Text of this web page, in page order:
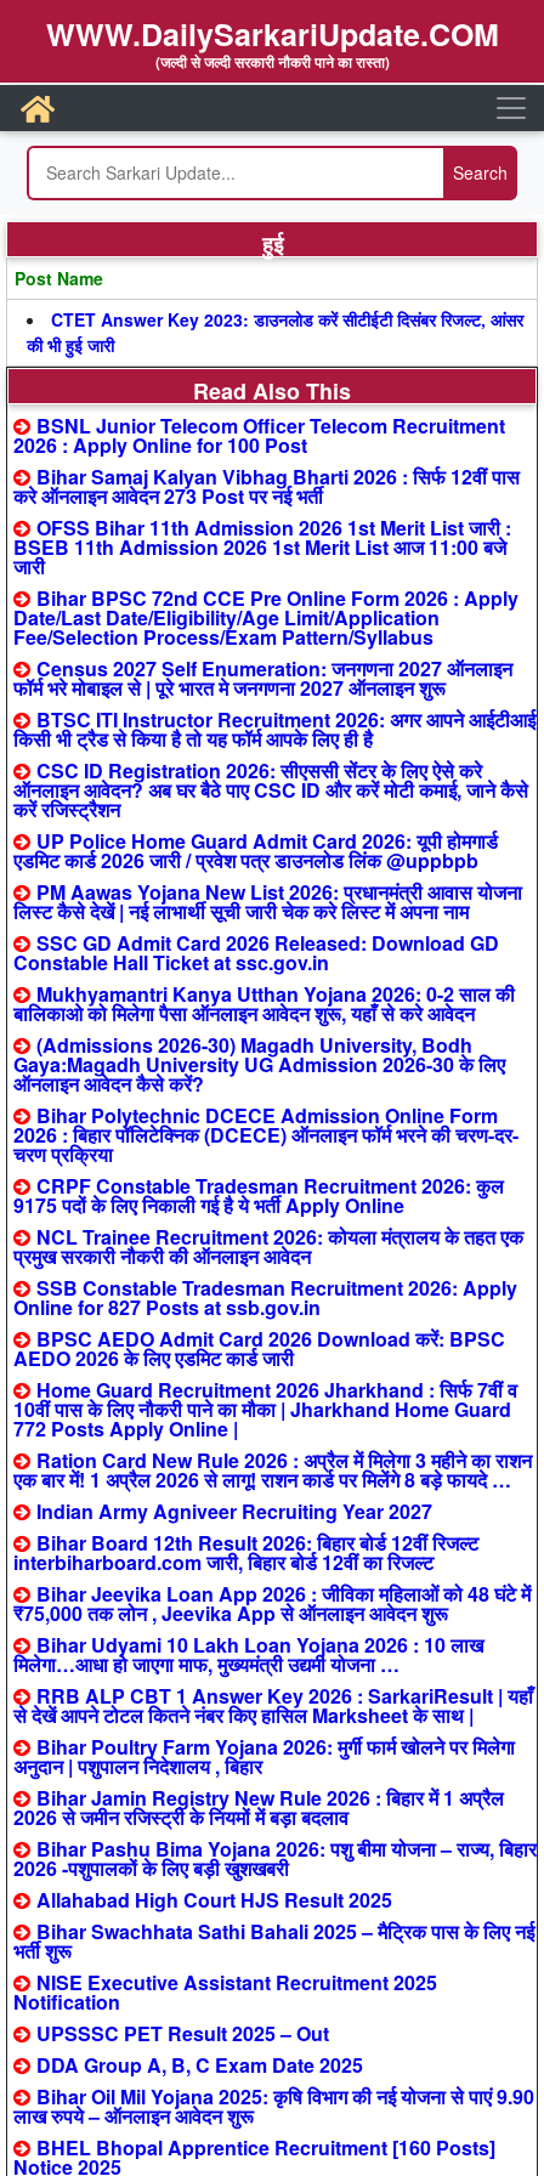
WWW.DailySarkariUpdate.COM
(जल्दी से जल्दी सरकारी नौकरी पाने का रास्ता)
हुई
Post Name
CTET Answer Key 2023: डाउनलोड करें सीटीईटी दिसंबर रिजल्ट, आंसर
की भी हुई जारी
Read Also This
BSNL Junior Telecom Officer Telecom Recruitment
2026 : Apply Online for 100 Post
Bihar Samaj Kalyan Vibhag Bharti 2026 : सिर्फ 12वीं पास
करे ऑनलाइन आवेदन 273 Post पर नई भर्ती
OFSS Bihar 11th Admission 2026 1st Merit List जारी :
BSEB 11th Admission 2026 1st Merit List आज 11:00 बजे
जारी
Bihar BPSC 72nd CCE Pre Online Form 2026 : Apply
Date/Last Date/Eligibility/Age Limit/Application
Fee/Selection Process/Exam Pattern/Syllabus
Census 2027 Self Enumeration: जनगणना 2027 ऑनलाइन
फॉर्म भरे मोबाइल से | पूरे भारत मे जनगणना 2027 ऑनलाइन शुरू
BTSC ITI Instructor Recruitment 2026: अगर आपने आईटीआई
किसी भी ट्रैड से किया है तो यह फॉर्म आपके लिए ही है
CSC ID Registration 2026: सीएससी सेंटर के लिए ऐसे करे
ऑनलाइन आवेदन? अब घर बैठे पाए CSC ID और करें मोटी कमाई, जाने कैसे
करें रजिस्ट्रैशन
UP Police Home Guard Admit Card 2026: यूपी होमगार्ड
एडमिट कार्ड 2026 जारी / प्रवेश पत्र डाउनलोड लिंक @uppbpb
PM Aawas Yojana New List 2026: प्रधानमंत्री आवास योजना
लिस्ट कैसे देखें | नई लाभार्थी सूची जारी चेक करे लिस्ट में अपना नाम
SSC GD Admit Card 2026 Released: Download GD
Constable Hall Ticket at ssc.gov.in
Mukhyamantri Kanya Utthan Yojana 2026: 0-2 साल की
बालिकाओ को मिलेगा पैसा ऑनलाइन आवेदन शुरू, यहाँ से करे आवेदन
(Admissions 2026-30) Magadh University, Bodh
Gaya:Magadh University UG Admission 2026-30 के लिए
ऑनलाइन आवेदन कैसे करें?
Bihar Polytechnic DCECE Admission Online Form
2026 : बिहार पॉलिटेक्निक (DCECE) ऑनलाइन फॉर्म भरने की चरण-दर-
चरण प्रक्रिया
CRPF Constable Tradesman Recruitment 2026: कुल
9175 पदों के लिए निकाली गई है ये भर्ती Apply Online
NCL Trainee Recruitment 2026: कोयला मंत्रालय के तहत एक
प्रमुख सरकारी नौकरी की ऑनलाइन आवेदन
SSB Constable Tradesman Recruitment 2026: Apply
Online for 827 Posts at ssb.gov.in
BPSC AEDO Admit Card 2026 Download करें: BPSC
AEDO 2026 के लिए एडमिट कार्ड जारी
Home Guard Recruitment 2026 Jharkhand : सिर्फ 7वीं व
10वीं पास के लिए नौकरी पाने का मौका | Jharkhand Home Guard
772 Posts Apply Online |
Ration Card New Rule 2026 : अप्रैल में मिलेगा 3 महीने का राशन
एक बार में! 1 अप्रैल 2026 से लागू! राशन कार्ड पर मिलेंगे 8 बड़े फायदे …
Indian Army Agniveer Recruiting Year 2027
Bihar Board 12th Result 2026: बिहार बोर्ड 12वीं रिजल्ट
interbiharboard.com जारी, बिहार बोर्ड 12वीं का रिजल्ट
Bihar Jeevika Loan App 2026 : जीविका महिलाओं को 48 घंटे में
₹75,000 तक लोन , Jeevika App से ऑनलाइन आवेदन शुरू
Bihar Udyami 10 Lakh Loan Yojana 2026 : 10 लाख
मिलेगा…आधा हो जाएगा माफ, मुख्यमंत्री उद्यमी योजना …
RRB ALP CBT 1 Answer Key 2026 : SarkariResult | यहाँ
से देखें आपने टोटल कितने नंबर किए हासिल Marksheet के साथ |
Bihar Poultry Farm Yojana 2026: मुर्गी फार्म खोलने पर मिलेगा
अनुदान | पशुपालन निदेशालय , बिहार
Bihar Jamin Registry New Rule 2026 : बिहार में 1 अप्रैल
2026 से जमीन रजिस्ट्री के नियमों में बड़ा बदलाव
Bihar Pashu Bima Yojana 2026: पशु बीमा योजना – राज्य, बिहार
2026 -पशुपालकों के लिए बड़ी खुशखबरी
Allahabad High Court HJS Result 2025
Bihar Swachhata Sathi Bahali 2025 – मैट्रिक पास के लिए नई
भर्ती शुरू
NISE Executive Assistant Recruitment 2025
Notification
UPSSSC PET Result 2025 – Out
DDA Group A, B, C Exam Date 2025
Bihar Oil Mil Yojana 2025: कृषि विभाग की नई योजना से पाएं 9.90
लाख रुपये – ऑनलाइन आवेदन शुरू
BHEL Bhopal Apprentice Recruitment [160 Posts]
Notice 2025